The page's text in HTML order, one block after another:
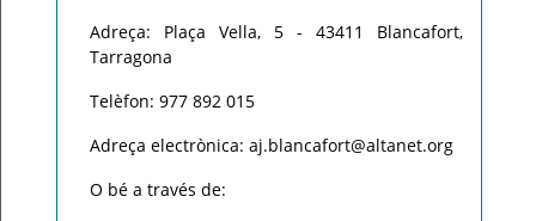
Adreça: Plaça Vella, 5 - 43411 Blancafort,
Tarragona
Telèfon: 977 892 015
Adreça electrònica: aj.blancafort@altanet.org
O bé a través de: